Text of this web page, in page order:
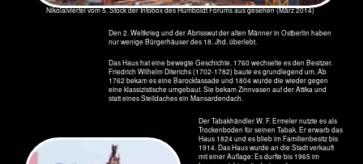
Die Kirchtürme der Nikolaikirche und der Turm des Alten Stadthauses
Mühlendammschleuse